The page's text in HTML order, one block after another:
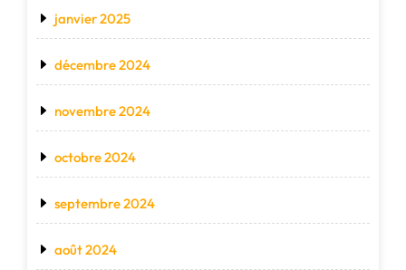
janvier 2025
décembre 2024
novembre 2024
octobre 2024
septembre 2024
août 2024